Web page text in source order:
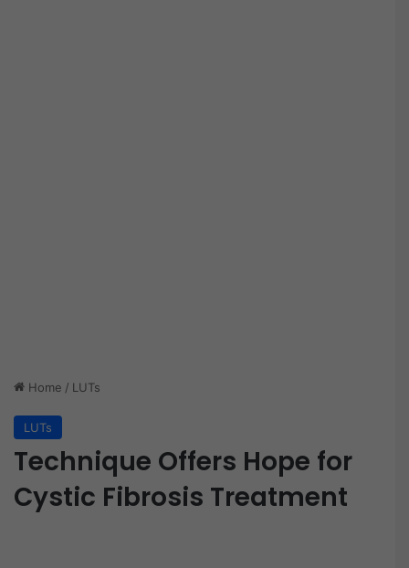
Home / LUTs
LUTs
Technique Offers Hope for
Cystic Fibrosis Treatment